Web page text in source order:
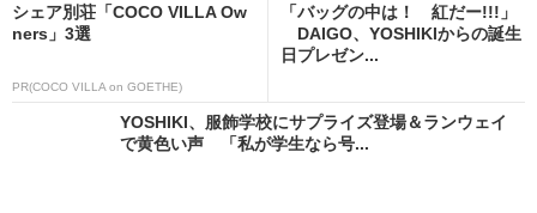
シェア別荘「COCO VILLA Ow
ners」3選
PR(COCO VILLA on GOETHE)
「バッグの中は！ 紅だー!!!」
DAIGO、YOSHIKIからの誕生
日プレゼン...
YOSHIKI、服飾学校にサプライズ登場＆ランウェイ
で黄色い声 「私が学生なら号...